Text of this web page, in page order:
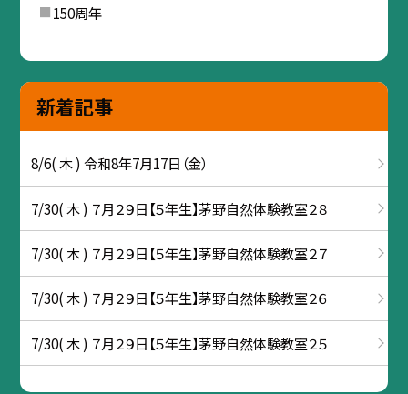
150周年
新着記事
8/6( 木 ) 令和8年7月17日（金）
7/30( 木 ) ７月２９日【５年生】茅野自然体験教室２８
7/30( 木 ) ７月２９日【５年生】茅野自然体験教室２７
7/30( 木 ) ７月２９日【５年生】茅野自然体験教室２６
7/30( 木 ) ７月２９日【５年生】茅野自然体験教室２５